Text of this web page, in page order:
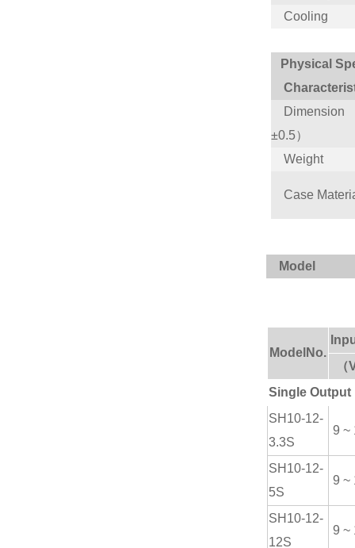
Cooling
Physical
Dimension
±0.5）
Weight
Case
Model
ModelNo.
Single Output
SH 10-12-
3.3S
9 ~
SH 10-12-
5S
9 ~
SH 10-12-
12S
9 ~